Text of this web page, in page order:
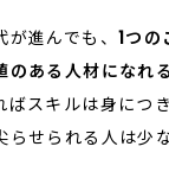
進んでも、 1つの
のある人材になれる
ばスキルは身につ
らせられる人は少